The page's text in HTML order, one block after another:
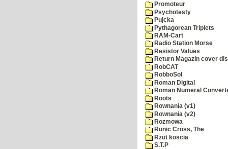
Promoteur
Psychotesty
Pujcka
Pythagorean Triplets
RAM-Cart
Radio Station Morse
Resistor Values
Return Magazin cover
RobCAT
RobboSol
Roman Digital
Roman Numeral
Roots
Rownania (v1)
Rownania (v2)
Rozmowa
Runic Cross, The
Rzut koscia
S.T.P